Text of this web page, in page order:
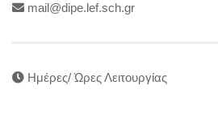
mail@dipe.lef.sch.gr
Ημέρες/ Ώρες Λειτουργίας